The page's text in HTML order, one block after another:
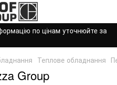
по цінам уточнюйте за
Теплове обладнання
Group